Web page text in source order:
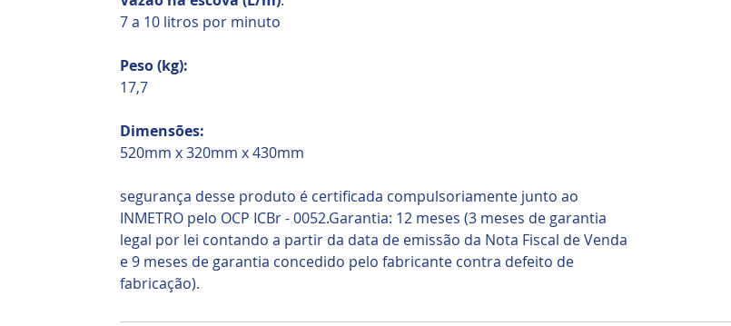
7 a 10 litros por minuto
Peso (kg):
17,7
Dimensões:
520mm x 320mm x 430mm
segurança desse produto é certificada compulsoriamente junto ao
INMETRO pelo OCP ICBr - 0052.Garantia: 12 meses (3 meses de garantia
legal por lei contando a partir da data de emissão da Nota Fiscal de Venda
e 9 meses de garantia concedido pelo fabricante contra defeito de
fabricação).